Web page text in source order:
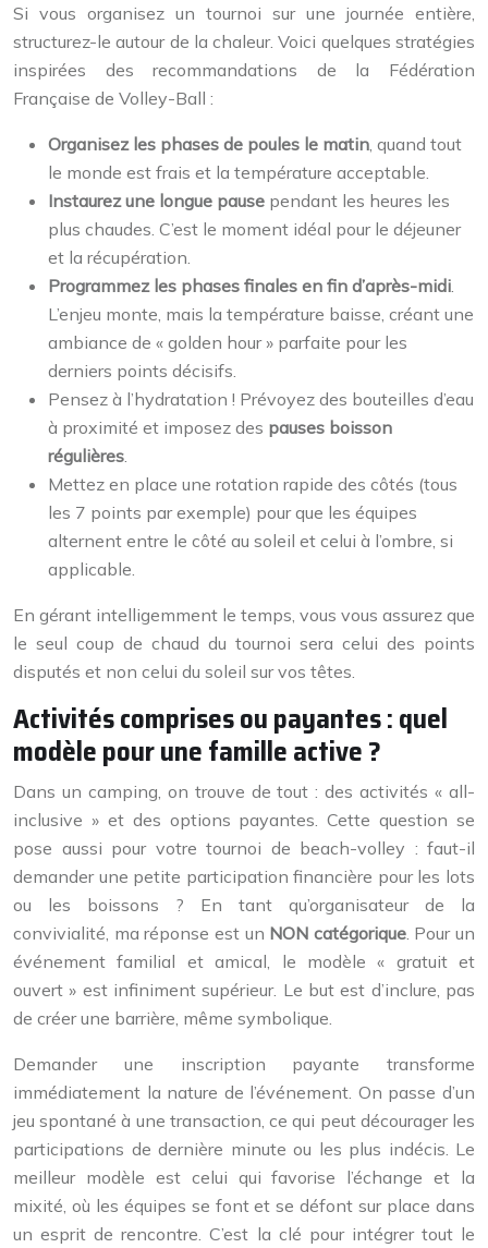
Si vous organisez un tournoi sur une journée entière,
structurez-le autour de la chaleur. Voici quelques stratégies
inspirées des recommandations de la Fédération
Française de Volley-Ball :
Organisez les phases de poules le matin , quand tout
le monde est frais et la température acceptable.
Instaurez une longue pause pendant les heures les
plus chaudes. C’est le moment idéal pour le déjeuner
et la récupération.
Programmez les phases finales en fin d’après-midi
L’enjeu monte, mais la température baisse, créant une
ambiance de « golden hour » parfaite pour les
derniers points décisifs.
Pensez à l’hydratation ! Prévoyez des bouteilles d’eau
à proximité et imposez des pauses boisson
régulières
Mettez en place une rotation rapide des côtés (tous
les 7 points par exemple) pour que les équipes
alternent entre le côté au soleil et celui à l’ombre, si
applicable.
En gérant intelligemment le temps, vous vous assurez que
le seul coup de chaud du tournoi sera celui des points
disputés et non celui du soleil sur vos têtes.
Activités comprises ou payantes : quel
modèle pour une famille active ?
Dans un camping, on trouve de tout : des activités « all-
inclusive » et des options payantes. Cette question se
pose aussi pour votre tournoi de beach-volley : faut-il
demander une petite participation financière pour les lots
ou les boissons ? En tant qu’organisateur de la
convivialité, ma réponse est un NON catégorique. Pour un
événement familial et amical, le modèle « gratuit et
ouvert » est infiniment supérieur. Le but est d’inclure, pas
de créer une barrière, même symbolique.
Demander une inscription payante transforme
immédiatement la nature de l’événement. On passe d’un
jeu spontané à une transaction, ce qui peut décourager les
participations de dernière minute ou les plus indécis. Le
meilleur modèle est celui qui favorise l’échange et la
mixité, où les équipes se font et se défont sur place dans
un esprit de rencontre. C’est la clé pour intégrer tout le